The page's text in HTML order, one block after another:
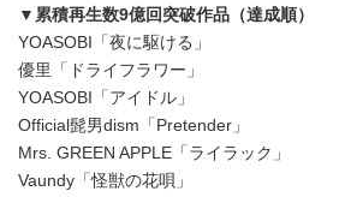
▼累積再生数9億回突破作品（達成順）
YOASOBI「夜に駆ける」
優里「ドライフラワー」
YOASOBI「アイドル」
Official髭男dism「Pretender」
Mrs. GREEN APPLE「ライラック」
Vaundy「怪獣の花唄」